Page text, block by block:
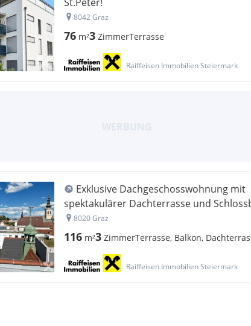
8042 Graz
76 m²3 ZimmerTerrasse
Raiffeisen Immobilien Steiermark
Exklusive Dachgeschosswohnung mit
spektakulärer Dachterrasse und
8020 Graz
116 m²3 ZimmerTerrasse, Balkon,
Raiffeisen Immobilien Steiermark